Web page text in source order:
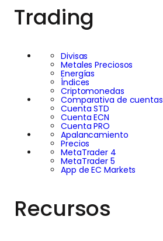
Trading
Divisas
Metales Preciosos
Energías
Índices
Criptomonedas
Comparativa de cuentas
Cuenta STD
Cuenta ECN
Cuenta PRO
Apalancamiento
Precios
MetaTrader 4
MetaTrader 5
App de EC Markets
Recursos